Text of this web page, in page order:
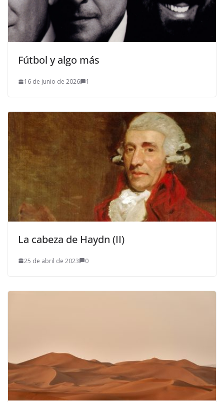
Fútbol y algo más
16 de junio de 2026 1
La cabeza de Haydn (II)
25 de abril de 2023 0